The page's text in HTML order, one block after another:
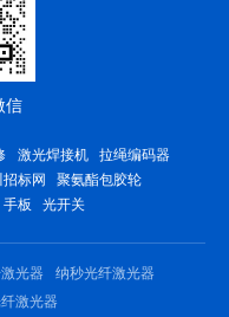
信
激光焊接机 拉绳编码器
招标网
聚氨酯包胶轮
手板 光开关
光器
纳秒光纤激光器
激光器